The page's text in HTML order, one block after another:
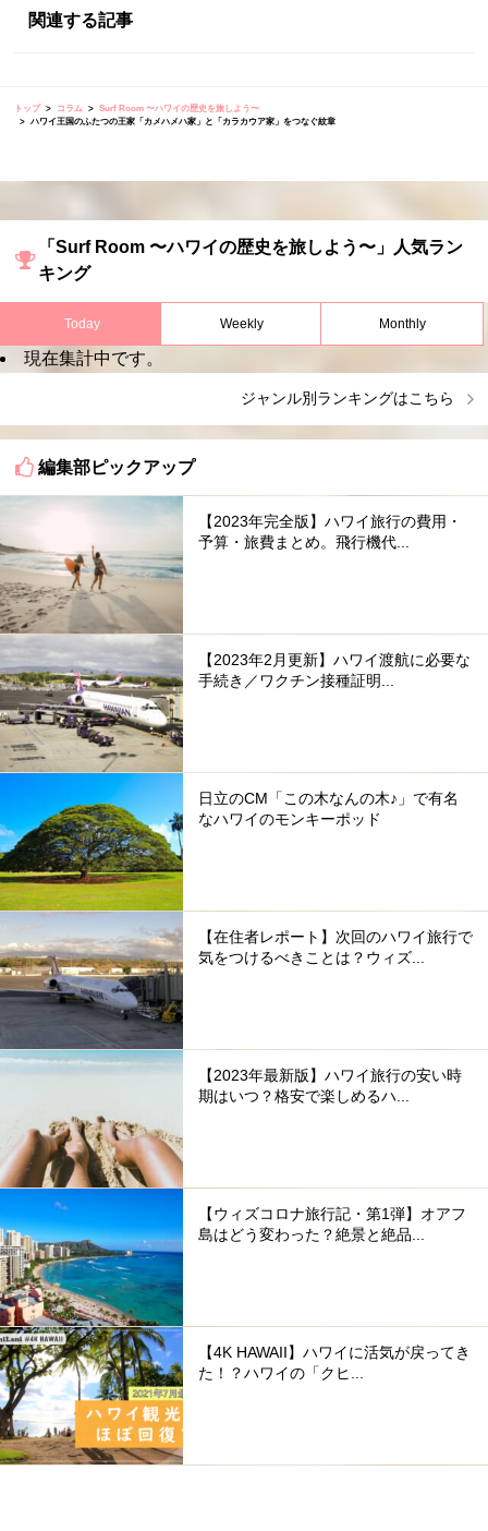
関連する記事
トップ コラム
Surf Room 〜ハワイの歴史を旅しよう〜
ハワイ王国のふたつの王家「カメハメハ家」と「カラカウア家」をつなぐ紋章
「Surf Room 〜ハワイの歴史を旅しよう〜」人気ラン
キング
Today Weekly Monthly
現在集計中です。
ジャンル別ランキングはこちら
編集部ピックアップ
【2023年完全版】ハワイ旅行の費用・
予算・旅費まとめ。飛行機代...
【2023年2月更新】ハワイ渡航に必要な
手続き／ワクチン接種証明...
日立のCM「この木なんの木♪」で有名
なハワイのモンキーポッド
【在住者レポート】次回のハワイ旅行で
気をつけるべきことは？ウィズ...
【2023年最新版】ハワイ旅行の安い時
期はいつ？格安で楽しめるハ...
【ウィズコロナ旅行記・第1弾】オアフ
島はどう変わった？絶景と絶品...
【4K HAWAII】ハワイに活気が戻ってき
た！？ハワイの「クヒ...